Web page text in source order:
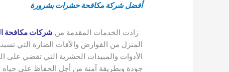
أفضل شركة مكافحة حشرات بشرورة
زادت الخدمات المقدمة من شركات مكافحة
المنزل من القوارض والآفات الضارة التي
الأدوات والمبيدات الحشرية التي تقضي
جودة وبطريقة آمنة من أجل الحفاظ على حياه